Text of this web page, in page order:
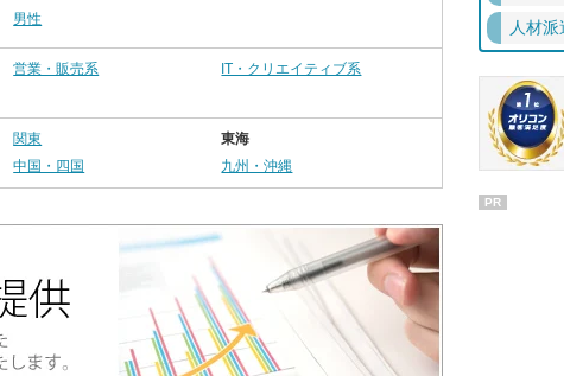
男性
営業・販売系
IT・クリエイティブ系
関東
東海
中国・四国 九州・沖縄
人材
PR